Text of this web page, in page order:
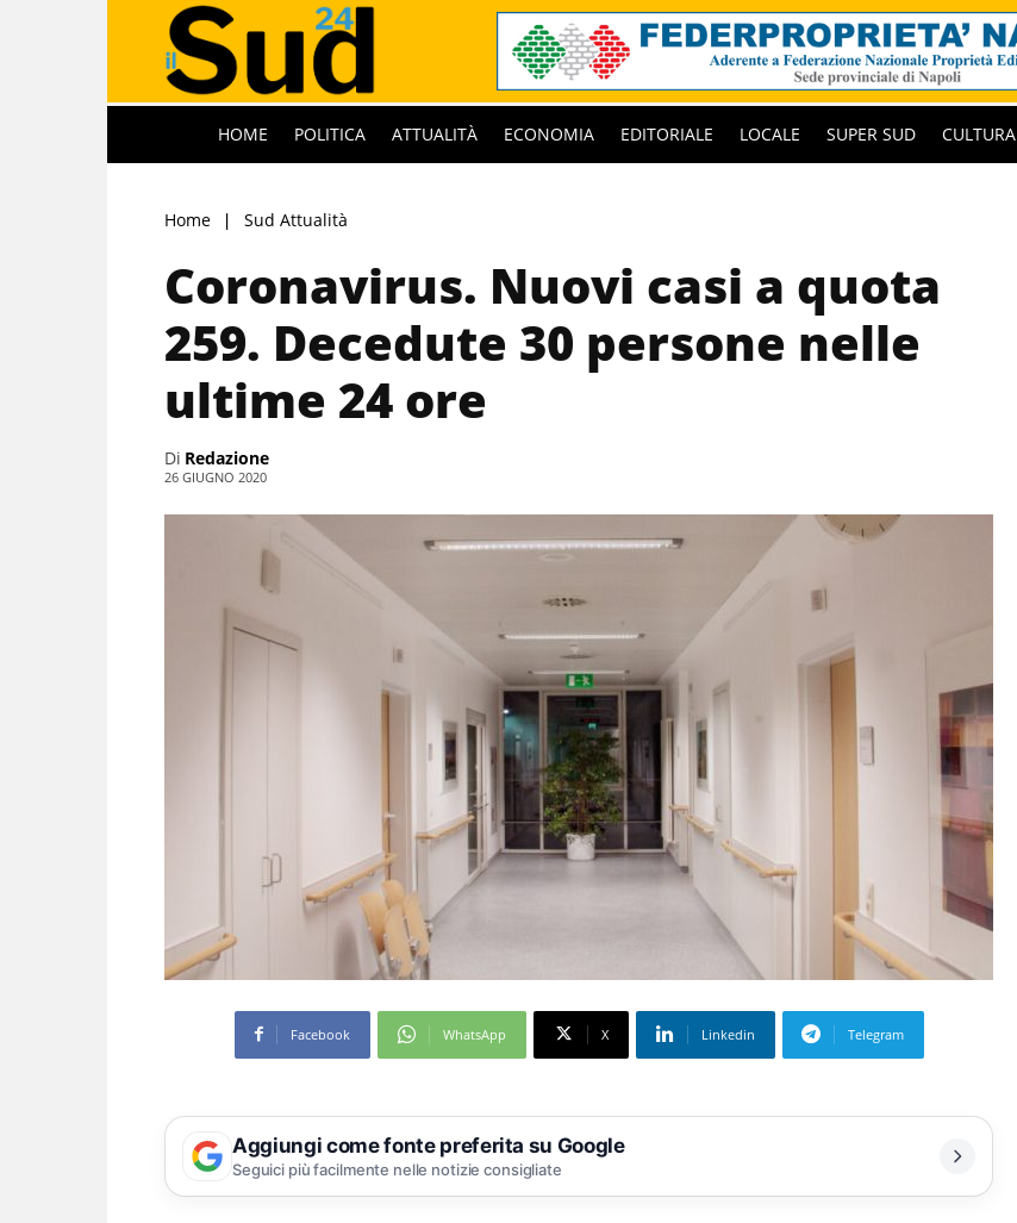
HOME POLITICA ATTUALITÀ ECONOMIA EDITORIALE LOCALE SUPER SUD CULTURA
Home Sud Attualità
Coronavirus. Nuovi casi a quota
259. Decedute 30 persone nelle
ultime 24 ore
Di Redazione
26 GIUGNO 2020
Facebook WhatsApp X Linkedin Telegram
Aggiungi come fonte preferita su Google
Seguici più facilmente nelle notizie consigliate